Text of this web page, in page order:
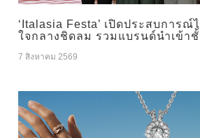
‘Italasia Festa’ เปิดประสบการณ์
ใจกลางชิดลม รวมแบรนด์นำเข้า
7 สิงหาคม 2569